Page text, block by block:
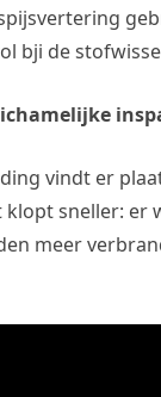
bji de
vindt er
sneller: er
meer